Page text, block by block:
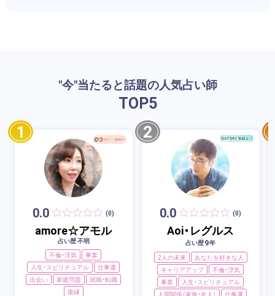
"今"当たると話題の人気占い師
TOP5
1
0.0 (0)
amore☆アモル
占い歴 不明
不倫・浮気
事業
人生・スピリチュアル
仕事運
出会い
家庭問題
就職・転職
復縁
2
0.0 (0)
Aoi・レグルス
占い歴9年
2人の未来
あなたを好きな人
キャリアアップ
不倫・浮気
事業
人生・スピリチュアル
人間関係（家族・友人）
仕事運